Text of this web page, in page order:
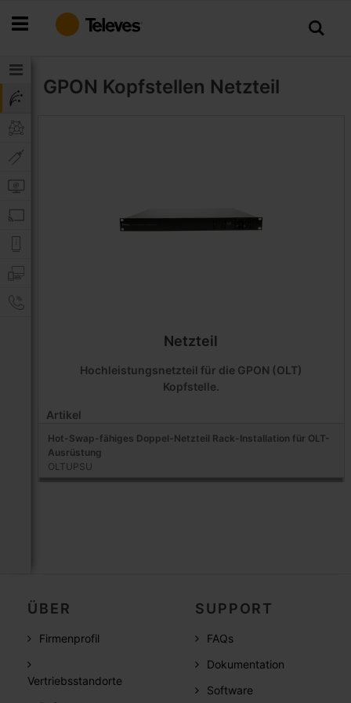
Inhalt
GPON Kopfstellen Netzteil
Netzteil
Hochleistungsnetzteil für die GPON (OLT)
Kopfstelle.
Artikel
Hot-Swap-fähiges Doppel-Netzteil Rack-Installation für OLT-
Ausrüstung
OLTUPSU
ÜBER
Firmenprofil
Vertriebsstandorte
SUPPORT
FAQs
Dokumentation
Software